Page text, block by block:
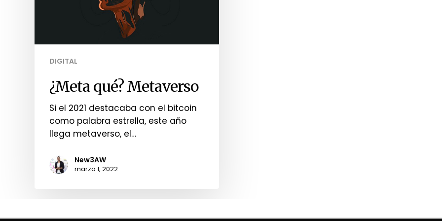
DIGITAL
¿Meta qué? Metaverso
Si el 2021 destacaba con el bitcoin
como palabra estrella, este año
llega metaverso, el…
New3AW
marzo 1, 2022